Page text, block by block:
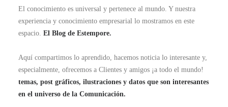
El conocimiento es universal y pertenece al mundo. Y nuestra
experiencia y conocimiento empresarial lo mostramos en este
espacio. El Blog de Estempore.
Aquí compartimos lo aprendido, hacemos noticia lo interesante y,
especialmente, ofrecemos a Clientes y amigos ¡a todo el mundo!
temas, post gráficos, ilustraciones y datos que son interesantes
en el universo de la Comunicación.